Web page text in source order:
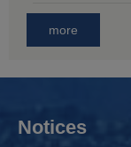
more
Notices